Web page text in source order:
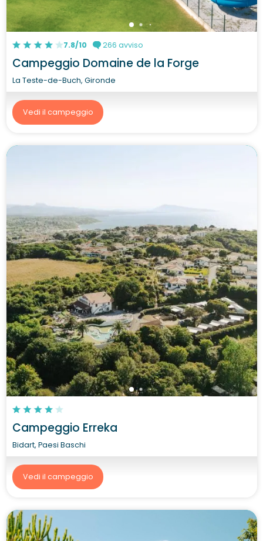
7.8/10 266 avviso
Campeggio Domaine de la Forge
La Teste-de-Buch, Gironde
Vedi il campeggio
Campeggio Erreka
Bidart, Paesi Baschi
Vedi il campeggio